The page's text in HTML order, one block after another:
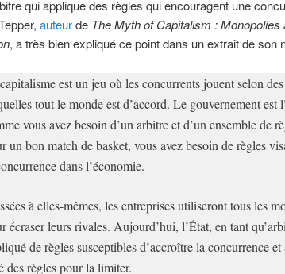
qui applique des règles qui encouragent une
auteurde The Myth of Capitalism : Monopolies
, a très bien expliqué ce point dans un extrait de
est un jeu où les concurrents jouent selon
tout le monde est d’accord. Le gouvernement est
vous avez besoin d’un arbitre et d’un ensemble de
un bon match de basket, vous avez besoin de règles
dans l’économie.
à elles-mêmes, les entreprises utiliseront tous les
écraser leurs rivales. Aujourd’hui, l’État, en tant
de règles susceptibles d’accroître la concurrence
des règles pour la limiter.